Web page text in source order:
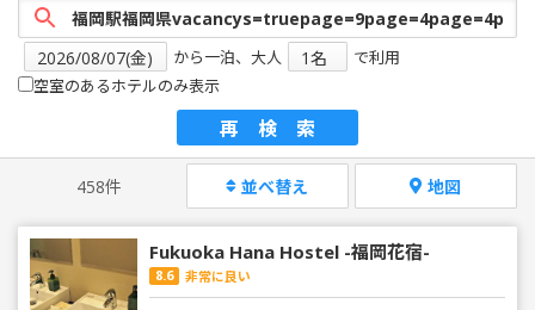
から一泊、大人
で利用
空室のあるホテルのみ表示
再検索
458件 並べ替え 地図
Fukuoka Hana Hostel -福岡花宿-
8.6 非常に良い